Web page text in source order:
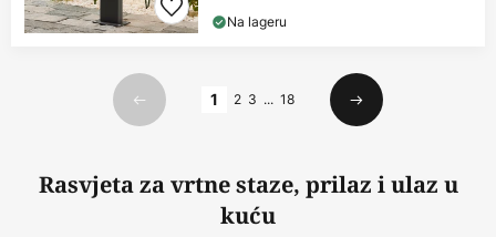
Na lageru
Prethodno
1 2 3 ... 18
Sljedeći
Rasvjeta za vrtne staze, prilaz i ulaz u
kuću